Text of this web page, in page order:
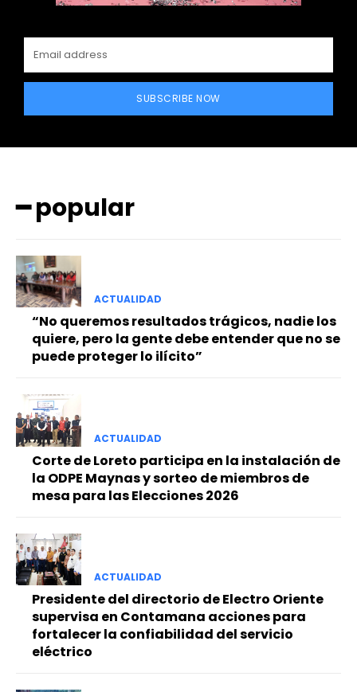
SUBSCRIBE NOW
━ popular
ACTUALIDAD
“No queremos resultados trágicos, nadie los
quiere, pero la gente debe entender que no se
puede proteger lo ilícito”
ACTUALIDAD
Corte de Loreto participa en la instalación de
la ODPE Maynas y sorteo de miembros de
mesa para las Elecciones 2026
ACTUALIDAD
Presidente del directorio de Electro Oriente
supervisa en Contamana acciones para
fortalecer la confiabilidad del servicio
eléctrico